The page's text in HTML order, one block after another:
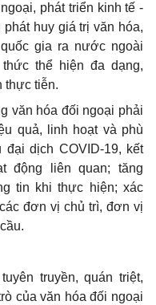
phát triển kinh tế -
huy giá trị văn hóa,
gia ra nước ngoài
thể hiện đa dạng,
thực tiễn.
văn hóa đối ngoại phải
quả, linh hoạt và phù
dịch COVID-19, kết
động liên quan; tăng
tin khi thực hiện; xác
đơn vị chủ trì, đơn vị
truyền, quán triệt,
của văn hóa đối ngoại